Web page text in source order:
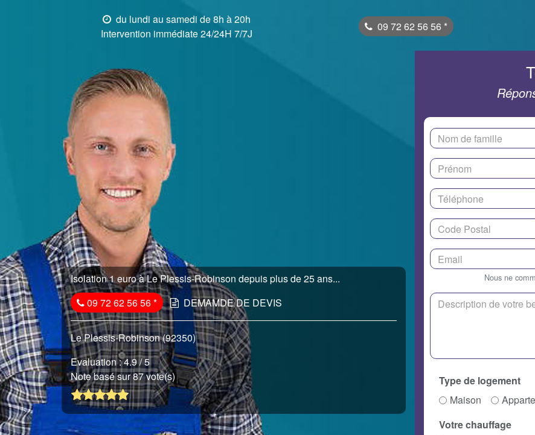
du lundi au samedi de 8h à 20h
Intervention immédiate 24/24H 7/7J
09 72 62 56 56 *
Isolation 1 euro à Le Plessis-Robinson depuis plus de 25 ans...
09 72 62 56 56* DEMAMDE DE DEVIS
Le Plessis-Robinson (92350)
Evaluation :4.9/ 5
Note basé sur 87 vote(s)
Nous ne
Type de logement
Maison
Votre chauffage